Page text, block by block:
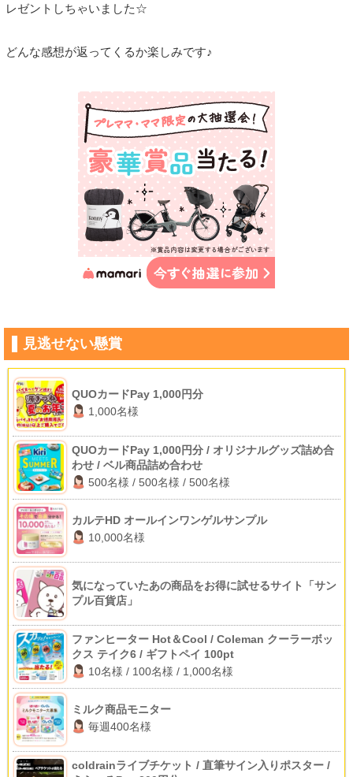
レゼントしちゃいました☆
どんな感想が返ってくるか楽しみです♪
見逃せない懸賞
QUOカードPay 1,000円分
1,000名様
QUOカードPay 1,000円分 / オリジナルグッズ詰め合
わせ / ベル商品詰め合わせ
500名様 / 500名様 / 500名様
カルテHD オールインワンゲルサンプル
10,000名様
気になっていたあの商品をお得に試せるサイト「サン
プル百貨店」
ファンヒーター Hot＆Cool / Coleman クーラーボッ
クス テイク6 / ギフトペイ 100pt
10名様 / 100名様 / 1,000名様
ミルク商品モニター
毎週400名様
coldrainライブチケット / 直筆サイン入りポスター /